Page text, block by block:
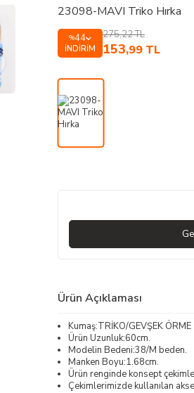
23098-MAVI Triko Hırka
%44
İNDIRIM
275,22TL
153,99 TL
Ürün Açıklaması
Kumaş:TRİKO/GEVŞEK ÖRME
Ürün Uzunluk:60cm.
Modelin Bedeni:38/M beden.
Manken Boyu:1.68cm.
Ürün renginde konsept
Çekimlerimizde kullanılan